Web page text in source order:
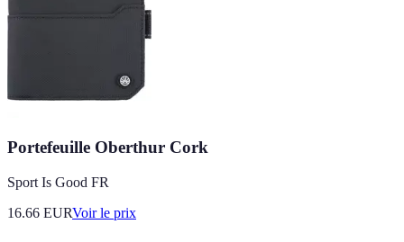
Portefeuille Oberthur Cork
Sport Is Good FR
16.66 EURVoir le prix